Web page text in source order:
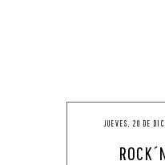
JUEVES, 20 DE